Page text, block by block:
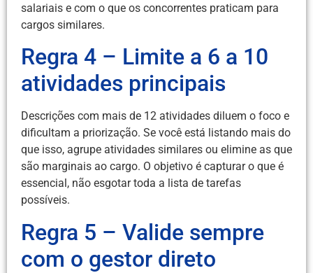
salariais e com o que os concorrentes praticam para
cargos similares.
Regra 4 – Limite a 6 a 10
atividades principais
Descrições com mais de 12 atividades diluem o foco e
dificultam a priorização. Se você está listando mais do
que isso, agrupe atividades similares ou elimine as que
são marginais ao cargo. O objetivo é capturar o que é
essencial, não esgotar toda a lista de tarefas
possíveis.
Regra 5 – Valide sempre
com o gestor direto